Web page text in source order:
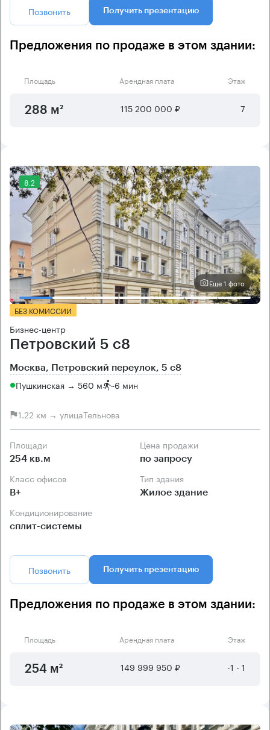
Позвонить Получить презентацию
Предложения по продаже в этом здании:
Площадь Арендная плата Этаж
288 м² 115 200 000 ₽ 7
8.2
Еще 1 фото
БЕЗ КОМИССИИ
Бизнес-центр
Петровский 5 с8
Москва, Петровский переулок, 5 с8
Пушкинская → 560 м ~6 мин
1.22 км → улицаТельнова
Площади
254 кв.м
Цена продажи
по запросу
Класс офисов
B+
Тип здания
Жилое здание
Кондиционирование
сплит-системы
Позвонить Получить презентацию
Предложения по продаже в этом здании:
Площадь Арендная плата Этаж
254 м² 149 999 950 ₽ -1 - 1